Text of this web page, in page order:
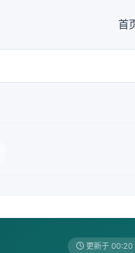
首
更新于 00:20